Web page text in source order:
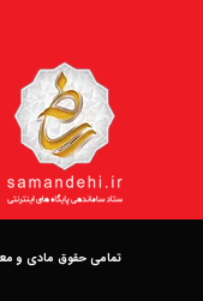
تمامی حقوق مادی و